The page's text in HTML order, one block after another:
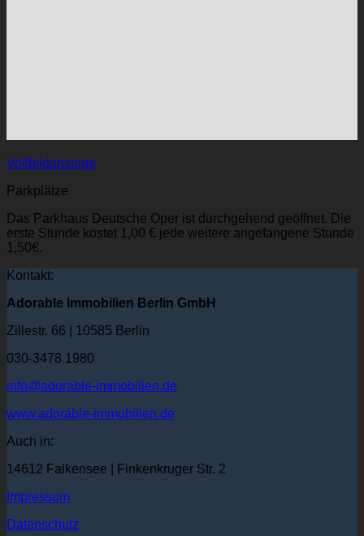
Vollbildanzeige
Parkplätze
Das Parkhaus Deutsche Oper ist durchgehend geöffnet. Die
erste Stunde kostet 1,00 € jede weitere angefangene Stunde
1,50€.
Kontakt:
Adorable Immobilien Berlin GmbH
Zillestr. 66 | 10585 Berlin
030-3478 1980
info@adorable-immobilien.de
www.adorable-immobilien.de
Auch in:
14612 Falkensee | Finkenkruger Str. 2
Impressum
Datenschutz